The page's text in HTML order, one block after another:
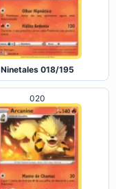
Ninetales 018/195
020
Arcanine 020/195